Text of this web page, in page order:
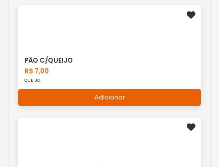
PÃO C/QUEIJO
R$ 7,00
QUEIJO.
Adicionar